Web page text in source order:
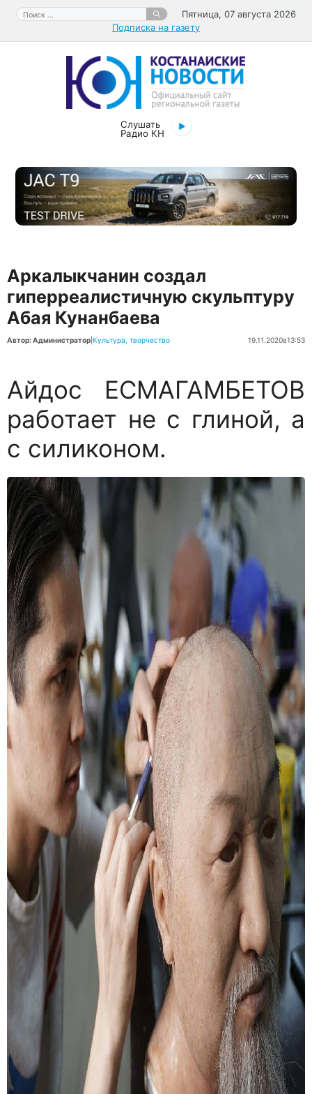
Перейти
содержимому
Поиск:
Пятница, 07 августа 2026
Подписка на газету
Слушать
Радио КН
Аркалыкчанин создал
гиперреалистичную скульптуру
Абая Кунанбаева
Автор: Администратор Культура, творчество 19.11.2020в13:53
Айдос ЕСМАГАМБЕТОВ
работает не с глиной, а
с силиконом.